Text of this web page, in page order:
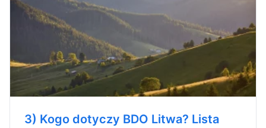
3) Kogo dotyczy BDO Litwa? Lista